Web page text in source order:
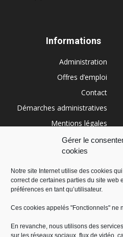
Gérer le
cookies
Notre site Internet utilise des cookies
correct de certaines parties du site web
préférences en tant qu’utilisateur.
Ces cookies appelés "Fonctionnels" ne
En revanche, nous utilisons des
sur les réseaux sociaux, flux de vidéo,
Informations
Administration
Offres d’emploi
Contact
Démarches administratives
Mentions légales
Conditions générales
Politique de cookies (UE)
RÉGION SUD